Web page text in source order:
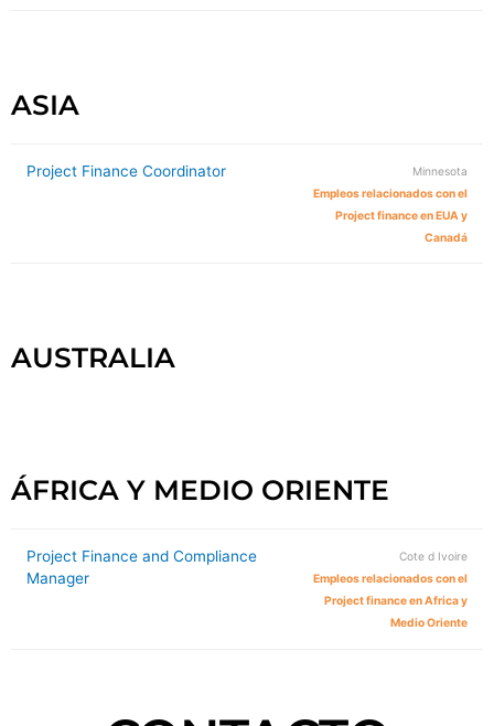
ASIA
Project Finance Coordinator
Minnesota
Empleos relacionados con el
Project finance en EUA y
Canadá
AUSTRALIA
ÁFRICA Y MEDIO ORIENTE
Project Finance and Compliance
Manager
Cote d Ivoire
Empleos relacionados con el
Project finance en Africa y
Medio Oriente